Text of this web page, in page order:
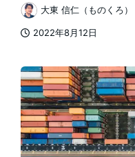
2022年8月12日
著
者
大東 信仁（ものくろ）